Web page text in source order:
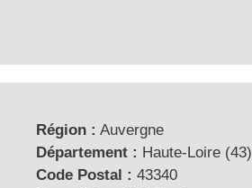
Région : Auvergne
Département : Haute-Loire (43)
Code Postal : 43340